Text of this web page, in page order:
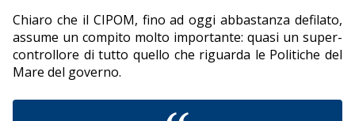
Chiaro che il CIPOM, fino ad oggi abbastanza defilato,
assume un compito molto importante: quasi un super-
controllore di tutto quello che riguarda le Politiche del
Mare del governo.